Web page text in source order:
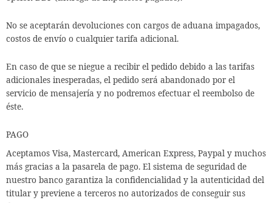
No se aceptarán devoluciones con cargos de aduana impagados,
costos de envío o cualquier tarifa adicional.
En caso de que se niegue a recibir el pedido debido a las tarifas
adicionales inesperadas, el pedido será abandonado por el
servicio de mensajería y no podremos efectuar el reembolso de
éste.
PAGO
Aceptamos Visa, Mastercard, American Express, Paypal y muchos
más gracias a la pasarela de pago. El sistema de seguridad de
nuestro banco garantiza la confidencialidad y la autenticidad del
titular y previene a terceros no autorizados de conseguir sus